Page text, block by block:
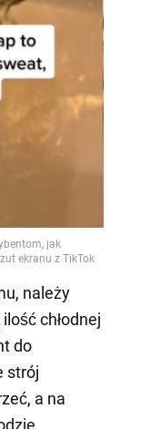
należy
chłodnej
do
strój
a na